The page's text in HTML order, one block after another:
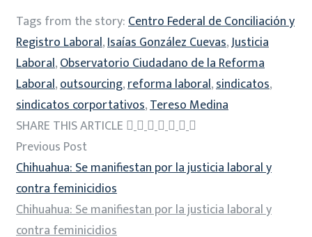
Tags from the story:Centro Federal de Conciliación y
Registro Laboral,Isaías González Cuevas,Justicia
Laboral,Observatorio Ciudadano de la Reforma
Laboral,outsourcing,reforma laboral,sindicatos,
sindicatos corportativos,Tereso Medina
SHARE THIS ARTICLE
Previous Post
Chihuahua: Se manifiestan por la justicia laboral y
contra feminicidios
Chihuahua: Se manifiestan por la justicia laboral y
contra feminicidios